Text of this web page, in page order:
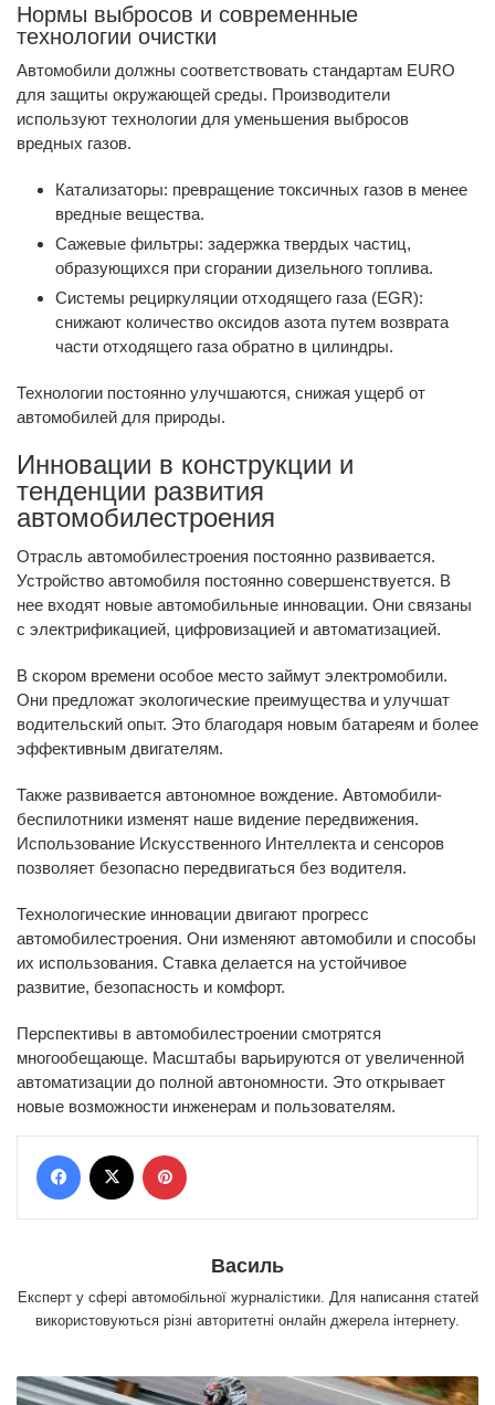
Нормы выбросов и современные
технологии очистки
Автомобили должны соответствовать стандартам EURO
для защиты окружающей среды. Производители
используют технологии для уменьшения выбросов
вредных газов.
Катализаторы: превращение токсичных газов в менее
вредные вещества.
Сажевые фильтры: задержка твердых частиц,
образующихся при сгорании дизельного топлива.
Системы рециркуляции отходящего газа (EGR):
снижают количество оксидов азота путем возврата
части отходящего газа обратно в цилиндры.
Технологии постоянно улучшаются, снижая ущерб от
автомобилей для природы.
Инновации в конструкции и
тенденции развития
автомобилестроения
Отрасль автомобилестроения постоянно развивается.
Устройство автомобиля постоянно совершенствуется. В
нее входят новые автомобильные инновации. Они связаны
с электрификацией, цифровизацией и автоматизацией.
В скором времени особое место займут электромобили.
Они предложат экологические преимущества и улучшат
водительский опыт. Это благодаря новым батареям и более
эффективным двигателям.
Также развивается автономное вождение. Автомобили-
беспилотники изменят наше видение передвижения.
Использование Искусственного Интеллекта и сенсоров
позволяет безопасно передвигаться без водителя.
Технологические инновации двигают прогресс
автомобилестроения. Они изменяют автомобили и способы
их использования. Ставка делается на устойчивое
развитие, безопасность и комфорт.
Перспективы в автомобилестроении смотрятся
многообещающе. Масштабы варьируются от увеличенной
автоматизации до полной автономности. Это открывает
новые возможности инженерам и пользователям.
Василь
Експерт у сфері автомобільної журналістики. Для написання статей
використовуються різні авторитетні онлайн джерела інтернету.
Ч